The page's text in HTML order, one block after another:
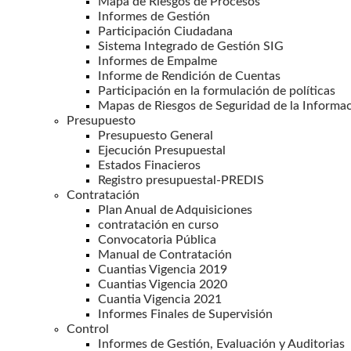
Informes de Gestión
Participación Ciudadana
Sistema Integrado de Gestión SIG
Informes de Empalme
Informe de Rendición de Cuentas
Participación en la formulación de políticas
Mapas de Riesgos de Seguridad de la
Presupuesto
Presupuesto General
Ejecución Presupuestal
Estados Finacieros
Registro presupuestal-PREDIS
Contratación
Plan Anual de Adquisiciones
contratación en curso
Convocatoria Pública
Manual de Contratación
Cuantias Vigencia 2019
Cuantias Vigencia 2020
Cuantia Vigencia 2021
Informes Finales de Supervisión
Control
Informes de Gestión, Evaluación y Auditorias